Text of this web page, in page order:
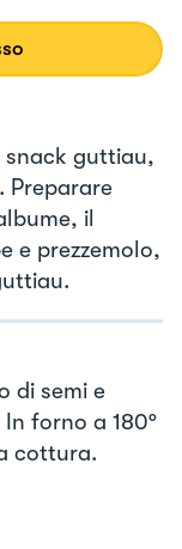
snack guttiau,
Preparare
il
e prezzemolo,
di semi e
forno a 180°
cottura.